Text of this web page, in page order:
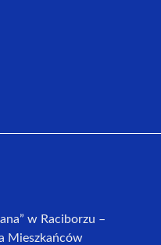
w Raciborzu –
Mieszkańców